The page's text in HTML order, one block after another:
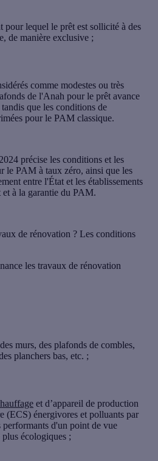
pour lequel le prêt est sollicité à des
de manière exclusive ;
comme modestes ou très
de l'Anah pour le prêt avance
que les conditions de
pour le PAM classique.
précise les conditions et les
le PAM à taux zéro, ainsi que les
entre l'État et les établissements
à la garantie du PAM.
de rénovation ? Les conditions
les travaux de rénovation
des murs, des plafonds de combles,
planchers bas, etc. ;
et d’appareil de production
(ECS) énergivores et polluants par
performants d'un point de vue
écologiques ;